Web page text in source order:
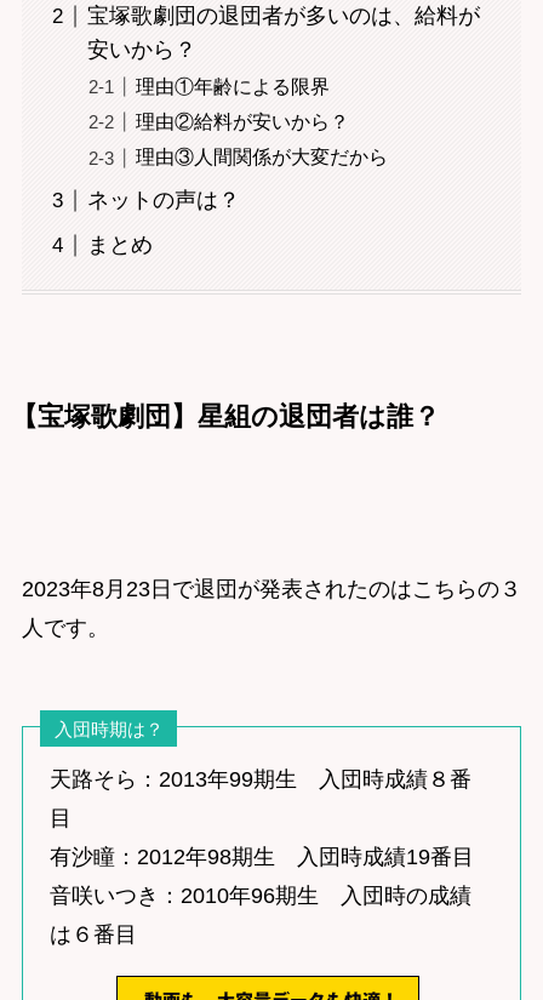
宝塚歌劇団の退団者が多いのは、給料が
安いから？
理由①年齢による限界
理由②給料が安いから？
理由③人間関係が大変だから
ネットの声は？
まとめ
【宝塚歌劇団】星組の退団者は誰？
2023年8月23日で退団が発表されたのはこちらの３
人です。
入団時期は？
天路そら：2013年99期生 入団時成績８番
目
有沙瞳：2012年98期生 入団時成績19番目
音咲いつき：2010年96期生 入団時の成績
は６番目